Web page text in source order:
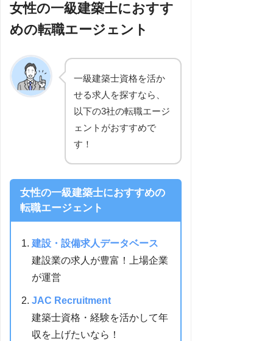
女性の一級建築士におすす
めの転職エージェント
一級建築士資格を活か
せる求人を探すなら、
以下の3社の転職エージ
ェントがおすすめで
す！
女性の一級建築士におすすめの
転職エージェント
建設・設備求人データベース
建設業の求人が豊富！上場企業
が運営
JAC Recruitment
建築士資格・経験を活かして年
収を上げたいなら！